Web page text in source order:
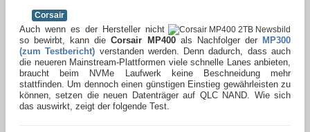
Corsair
Auch wenn es der Hersteller nicht
so bewirbt, kann dieCorsair MP400als Nachfolger der MP300
(zum Testbericht) verstanden werden. Denn dadurch, dass auch
die neueren Mainstream-Plattformen viele schnelle Lanes anbieten,
braucht beim NVMe Laufwerk keine Beschneidung mehr
stattfinden. Um dennoch einen günstigen Einstieg gewährleisten zu
können, setzen die neuen Datenträger auf QLC NAND. Wie sich
das auswirkt, zeigt der folgende Test.